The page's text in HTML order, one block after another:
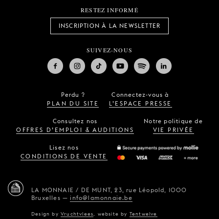
RESTEZ INFORMÉ
INSCRIPTION À LA NEWSLETTER
SUIVEZ-NOUS
Perdu ?
PLAN DU SITE
Connectez-vous à
L’ESPACE PRESSE
Consultez nos
OFFRES D’EMPLOI & AUDITIONS
Notre politique de
VIE PRIVÉE
Lisez nos
CONDITIONS DE VENTE
LA MONNAIE / DE MUNT, 23, rue Léopold, 1000
Bruxelles —info@lamonnaie.be
Design byVruchtvlees website by Tentwelve